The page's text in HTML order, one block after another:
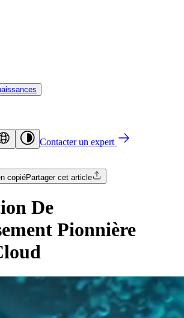
Contacter un expert
copiéPartager cet article
De
Pionnière